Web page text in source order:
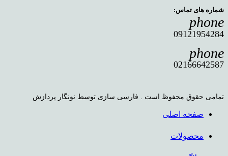
شماره های تماس:
phone
09121954284
phone
02166642587
تمامی حقوق محفوظ است . فارسی سازی توسط نونگار پردازش
صفحه اصلی
محصولات